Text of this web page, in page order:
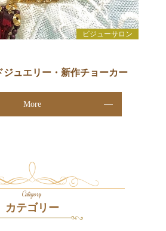
ビジューサロン
ジュエリー・新作チョーカー
More
Category
カテゴリー